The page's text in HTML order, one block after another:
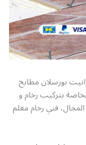
بورسلان مطابخ
بتركيب رخام و
فني رخام معلم